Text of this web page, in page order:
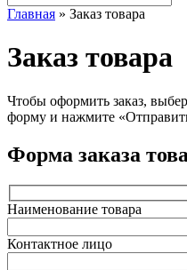
Главная » Заказ товара
Заказ товара
Чтобы оформить заказ,
форму и нажмите
Форма заказа
Наименование товара
Контактное лицо